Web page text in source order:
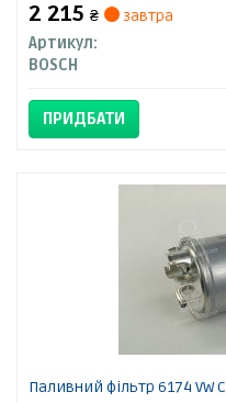
2 215 ₴
завтра
Артикул:
BOSCH
ПРИДБАТИ
Паливний фільтр 6174 VW